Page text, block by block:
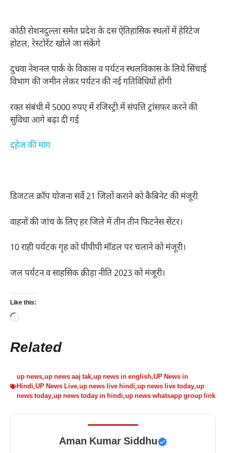
कोठी रोशनदुल्ला समेत प्रदेश के दस ऐतिहासिक स्थलों में हेरिटेज
होटल, रेस्टोरेंट खोले जा संकेंगे
दुधवा नेशनल पार्क के विकास व पर्यटन स्थलविकास के लिये सिंचाई
विभाग की जमीन लेकर पर्यटन की नई गतिविधियों होंगी
रक्त संबंधी में 5000 रुपए में रजिस्ट्री में संपत्ति ट्रांसफर करने की
सुविधा आगे बढ़ा दी गई
दहेज की मांग
डिजटल क्रॉप योजना सर्वे 21 जिलों कराने को कैबिनेट की मंजूरी
वाहनों की जांच के लिए हर जिले में तीन तीन फिटनेस सेंटर।
10 राही पर्यटक गृह को पीपीपी मॉडल पर चलाने को मंजूरी।
जल पर्यटन व साहसिक क्रीड़ा नीति 2023 को मंजूरी।
Like this:
Loading…
Related
up news,up news aaj tak,up news in english,UP News in
Hindi,UP News Live,up news live hindi,up news live today,up
news today,up news today in hindi,up news whatsapp group link
Aman Kumar Siddhu